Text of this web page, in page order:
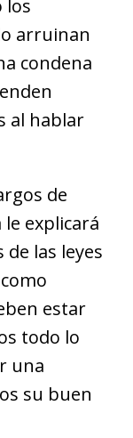
los
arruinan
condena
al hablar
de
explicará
las leyes
estar
todo lo
una
su buen